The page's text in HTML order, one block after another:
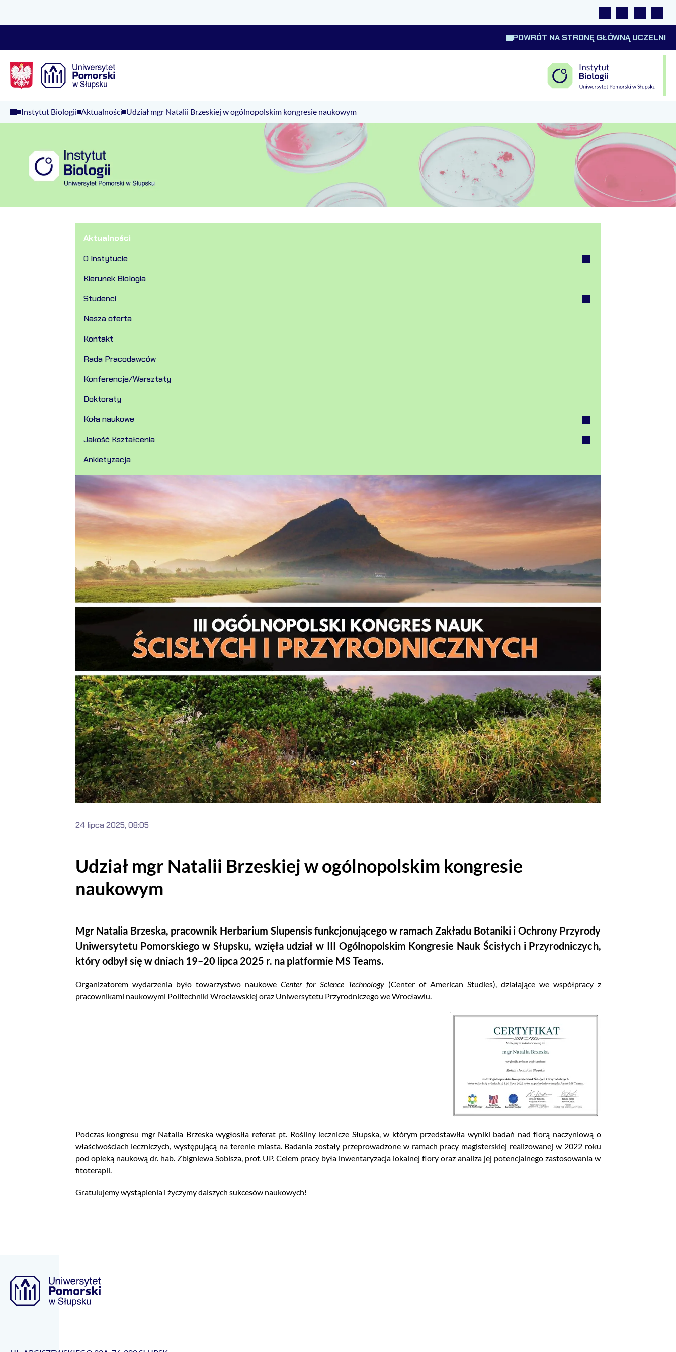
Linki Wyszukiwarka
Tłumacz
POWRÓT NA STRONĘ GŁÓWNĄ UCZELNI
Instytut Biologii Aktualności Udział mgr Natalii Brzeskiej w ogólnopolskim kongresie naukowym
Aktualności
O Instytucie
Kierunek Biologia
Studenci
Nasza oferta
Kontakt
Rada Pracodawców
Konferencje/Warsztaty
Doktoraty
Koła naukowe
Jakość Kształcenia
Ankietyzacja
Udział mgr Natalii Brzeskiej w ogólnopolskim kongresie
naukowym
Mgr Natalia Brzeska, pracownik Herbarium Slupensis funkcjonującego w ramach Zakładu Botaniki i Ochrony Przyrody
Uniwersytetu Pomorskiego w Słupsku, wzięła udział w III Ogólnopolskim Kongresie Nauk Ścisłych i Przyrodniczych,
który odbył się w dniach 19–20 lipca 2025 r. na platformie MS Teams.
24 lipca 2025, 08:05
Organizatorem wydarzenia było towarzystwo naukowe Center for Science Technology(Center of American Studies), działające we współpracy z
pracownikami naukowymi Politechniki Wrocławskiej oraz Uniwersytetu Przyrodniczego we Wrocławiu.
Podczas kongresu mgr Natalia Brzeska wygłosiła referat pt. Rośliny lecznicze Słupska, w którym przedstawiła wyniki badań nad florą naczyniową o
właściwościach leczniczych, występującą na terenie miasta. Badania zostały przeprowadzone w ramach pracy magisterskiej realizowanej w 2022 roku
pod opieką naukową dr. hab. Zbigniewa Sobisza, prof. UP. Celem pracy była inwentaryzacja lokalnej flory oraz analiza jej potencjalnego zastosowania w
fitoterapii.
Gratulujemy wystąpienia i życzymy dalszych sukcesów naukowych!